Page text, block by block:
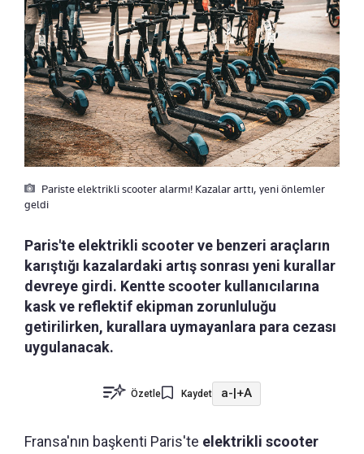
Pariste elektrikli scooter alarmı! Kazalar arttı, yeni önlemler
geldi
Paris'te elektrikli scooter ve benzeri araçların
karıştığı kazalardaki artış sonrası yeni kurallar
devreye girdi. Kentte scooter kullanıcılarına
kask ve reflektif ekipman zorunluluğu
getirilirken, kurallara uymayanlara para cezası
uygulanacak.
Özetle Kaydet a- +A
Fransa'nın başkenti Paris'te elektrikli scooter